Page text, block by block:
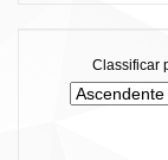
Classificar